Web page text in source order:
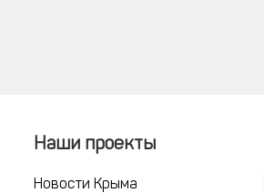
Наши проекты
Новости Крыма